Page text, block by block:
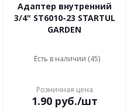
Адаптер внутренний
3/4" ST6010-23 STARTUL
GARDEN
Есть в наличии (45)
Розничная цена
1.90руб./шт